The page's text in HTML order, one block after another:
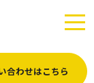
合わせはこちら